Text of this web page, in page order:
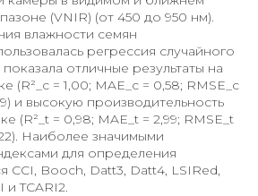
(VNIR) (от 450 до 950 нм).
влажности семян
регрессия случайного
отличные результаты на
= 1,00; MAE_c = 0,58; RMSE_c
и высокую производительность
(R²_t = 0,98; MAE_t = 2,99; RMSE_t
Наиболее значимыми
для определения
CCI, Booch, Datt3, Datt4, LSIRed,
и TCARI2.